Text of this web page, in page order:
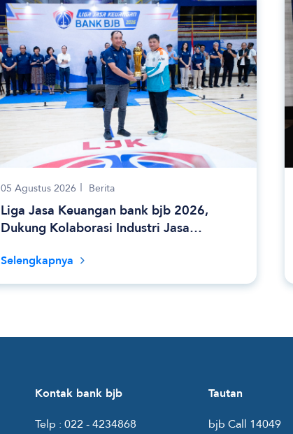
05 Agustus 2026 Berita
Liga Jasa Keuangan bank bjb 2026,
Dukung Kolaborasi Industri Jasa
Selengkapnya
Kontak bank bjb
Telp : 022 - 4234868
Tautan
bjb Call 14049